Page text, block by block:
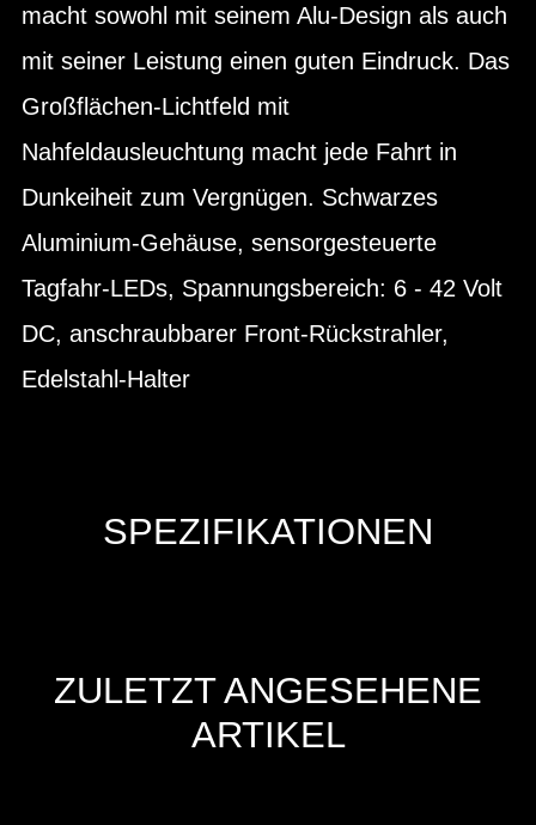
macht sowohl mit seinem Alu-Design als auch
mit seiner Leistung einen guten Eindruck. Das
Großflächen-Lichtfeld mit
Nahfeldausleuchtung macht jede Fahrt in
Dunkeiheit zum Vergnügen. Schwarzes
Aluminium-Gehäuse, sensorgesteuerte
Tagfahr-LEDs, Spannungsbereich: 6 - 42 Volt
DC, anschraubbarer Front-Rückstrahler,
Edelstahl-Halter
SPEZIFIKATIONEN
ZULETZT ANGESEHENE
ARTIKEL